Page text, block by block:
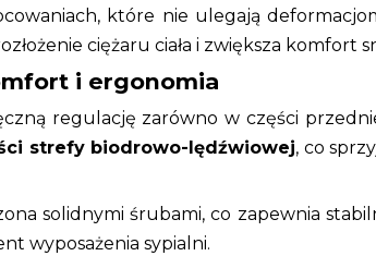
które nie ulegają
ciężaru ciała i zwiększa komfort
i ergonomia
regulację zarówno w części
strefy biodrowo-lędźwiowej, co
solidnymi śrubami, co zapewnia
wyposażenia sypialni.